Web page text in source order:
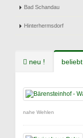
Bad Schandau
Hinterhermsdorf
neu ! beliebt
nahe Wehlen